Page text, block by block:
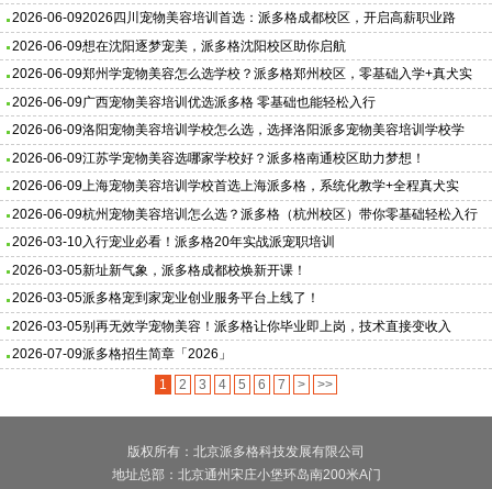
2026-06-092026四川宠物美容培训首选：派多格成都校区，开启高薪职业路
2026-06-09想在沈阳逐梦宠美，派多格沈阳校区助你启航
2026-06-09郑州学宠物美容怎么选学校？派多格郑州校区，零基础入学+真犬实
操，助力学员快速就业！
2026-06-09广西宠物美容培训优选派多格 零基础也能轻松入行
2026-06-09洛阳宠物美容培训学校怎么选，选择洛阳派多宠物美容培训学校学
习，助力宠物爱好者入行，填补本地宠业人才缺口
2026-06-09江苏学宠物美容选哪家学校好？派多格南通校区助力梦想！
2026-06-09上海宠物美容培训学校首选上海派多格，系统化教学+全程真犬实
操，助力零基础入行
2026-06-09杭州宠物美容培训怎么选？派多格（杭州校区）带你零基础轻松入行
2026-03-10入行宠业必看！派多格20年实战派宠职培训
2026-03-05新址新气象，派多格成都校焕新开课！
2026-03-05派多格宠到家宠业创业服务平台上线了！
2026-03-05别再无效学宠物美容！派多格让你毕业即上岗，技术直接变收入
2026-07-09派多格招生简章「2026」
1
2 3 4 5 6 7 > >>
版权所有：北京派多格科技发展有限公司
地址总部：北京通州宋庄小堡环岛南200米A门